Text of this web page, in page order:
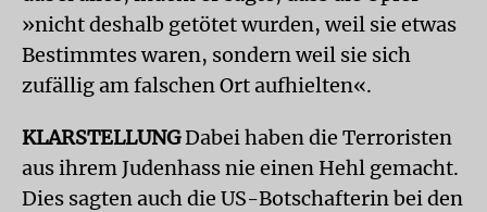
»nicht deshalb getötet wurden, weil sie etwas
Bestimmtes waren, sondern weil sie sich
zufällig am falschen Ort aufhielten«.
KLARSTELLUNGDabei haben die Terroristen
aus ihrem Judenhass nie einen Hehl gemacht.
Dies sagten auch die US-Botschafterin bei den